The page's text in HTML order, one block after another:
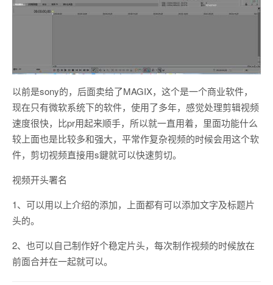
以前是sony的，后面卖给了MAGIX，这个是一个商业软件，
现在只有微软系统下的软件，使用了多年，感觉处理剪辑视频
速度很快，比pr用起来顺手，所以就一直用着，里面功能什么
较上面也是比较多和强大，平常作复杂视频的时候会用这个软
件，剪切视频直接用s鍵就可以快速剪切。
视频开头署名
1、可以用以上介绍的添加，上面都有可以添加文字及标题片
头的。
2、也可以自己制作好个稳定片头，每次制作视频的时候放在
前面合并在一起就可以。